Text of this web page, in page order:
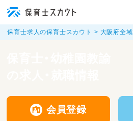
保育士求人の保育士スカウト 大阪府全域
会員登録